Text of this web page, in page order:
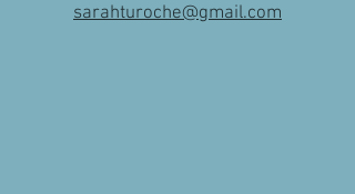
sarahturoche@gmail.com